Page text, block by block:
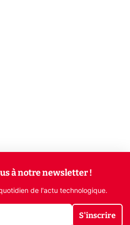
à notre newsletter !
de l'actu technologique.
S'inscrire